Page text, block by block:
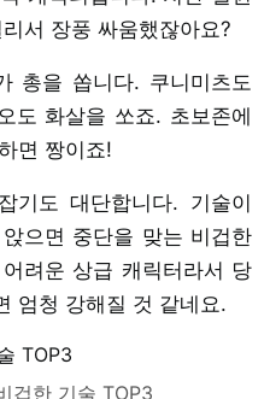
서 장풍 싸움했잖아요?
총을 쏩니다. 쿠니미츠도
도 화살을 쏘죠. 초보존에
면 짱이죠!
기도 대단합니다. 기술이
으면 중단을 맞는 비겁한
려운 상급 캐릭터라서 당
엄청 강해질 것 같네요.
겁한 기술 TOP3